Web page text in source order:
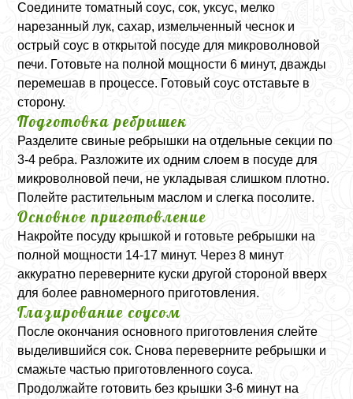
Соедините томатный соус, сок, уксус, мелко
нарезанный лук, сахар, измельченный чеснок и
острый соус в открытой посуде для микроволновой
печи. Готовьте на полной мощности 6 минут, дважды
перемешав в процессе. Готовый соус отставьте в
сторону.
Подготовка ребрышек
Разделите свиные ребрышки на отдельные секции по
3-4 ребра. Разложите их одним слоем в посуде для
микроволновой печи, не укладывая слишком плотно.
Полейте растительным маслом и слегка посолите.
Основное приготовление
Накройте посуду крышкой и готовьте ребрышки на
полной мощности 14-17 минут. Через 8 минут
аккуратно переверните куски другой стороной вверх
для более равномерного приготовления.
Глазирование соусом
После окончания основного приготовления слейте
выделившийся сок. Снова переверните ребрышки и
смажьте частью приготовленного соуса.
Продолжайте готовить без крышки 3-6 минут на